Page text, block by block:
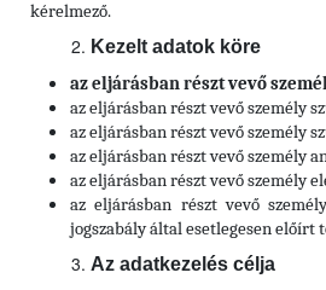
kérelmező.
Kezelt adatok köre
az eljárásban részt vevő
az eljárásban részt vevő személy
az eljárásban részt vevő személy
az eljárásban részt vevő személy
az eljárásban részt vevő személy
az eljárásban részt vevő
jogszabály által esetlegesen előírt
Az adatkezelés célja